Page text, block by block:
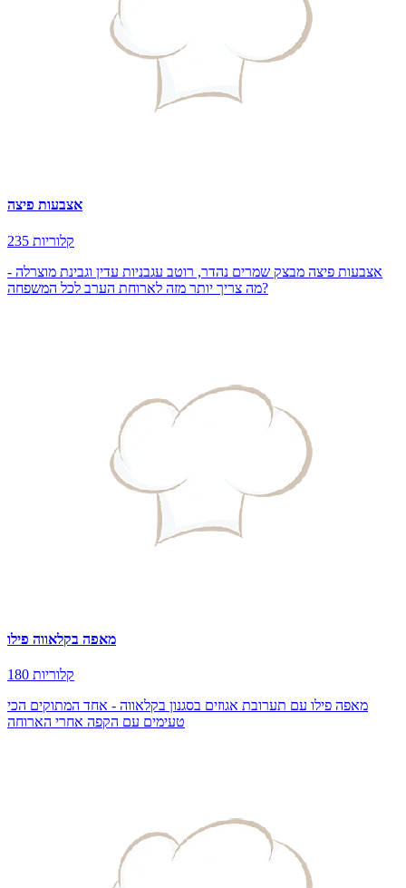
אצבעות פיצה
235 קלוריות
אצבעות פיצה מבצק שמרים נהדר, רוטב עגבניות עדין וגבינת מוצרלה -
מה צריך יותר מזה לארוחת הערב לכל המשפחה?
מאפה בקלאווה פילו
180 קלוריות
מאפה פילו עם תערובת אגוזים בסגנון בקלאווה - אחד המתוקים הכי
טעימים עם הקפה אחרי הארוחה